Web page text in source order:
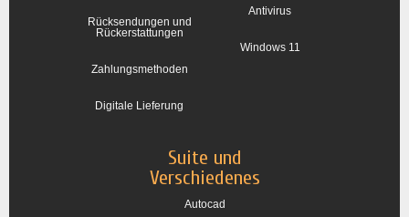
Rücksendungen und
Rückerstattungen
Zahlungsmethoden
Digitale Lieferung
Antivirus
Windows 11
Suite und
Verschiedenes
Autocad